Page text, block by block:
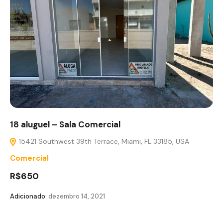
18 aluguel – Sala Comercial
15421 Southwest 39th Terrace, Miami, FL 33185, USA
Comercial
R$650
Adicionado: dezembro 14, 2021